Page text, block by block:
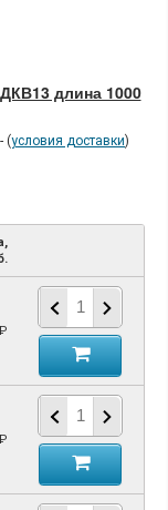
длина 1000
(условия доставки)